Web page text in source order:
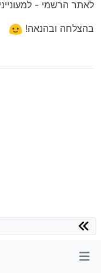
לאתר הרשמי -
בהצלחה ובהנאה!